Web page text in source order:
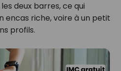
deux barres, ce qui
encas riche, voire à un petit
profils.